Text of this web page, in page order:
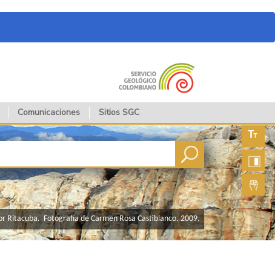
Comunicaciones Sitios SGC
fuente
Lengua
de
Ritacuba. Fotografía de Carmen Rosa Castiblanco. 2009.​